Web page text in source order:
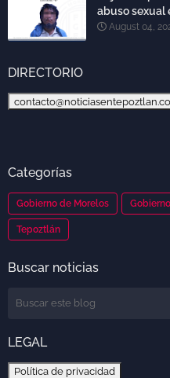
abuso sexual
August 04,
DIRECTORIO
Categorías
Gobierno de Morelos
Tepoztlán
Buscar noticias
LEGAL
Política de privacidad